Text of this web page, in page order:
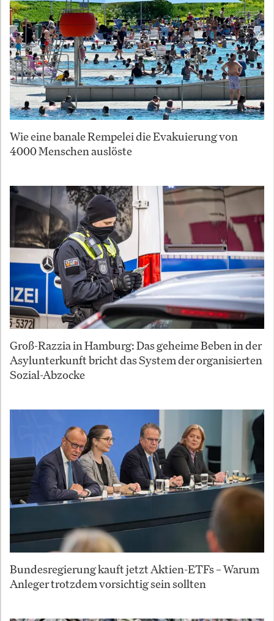
Wie eine banale Rempelei die Evakuierung von
4000 Menschen auslöste
Groß-Razzia in Hamburg: Das geheime Beben in der
Asylunterkunft bricht das System der organisierten
Sozial-Abzocke
Bundesregierung kauft jetzt Aktien-ETFs – Warum
Anleger trotzdem vorsichtig sein sollten